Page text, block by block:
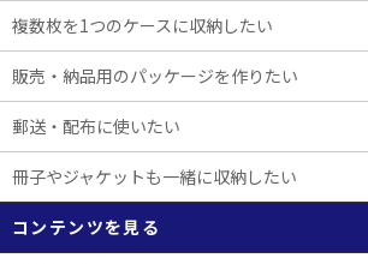
複数枚を1つのケースに収納したい
販売・納品用のパッケージを作りたい
郵送・配布に使いたい
冊子やジャケットも一緒に収納したい
コンテンツを見る